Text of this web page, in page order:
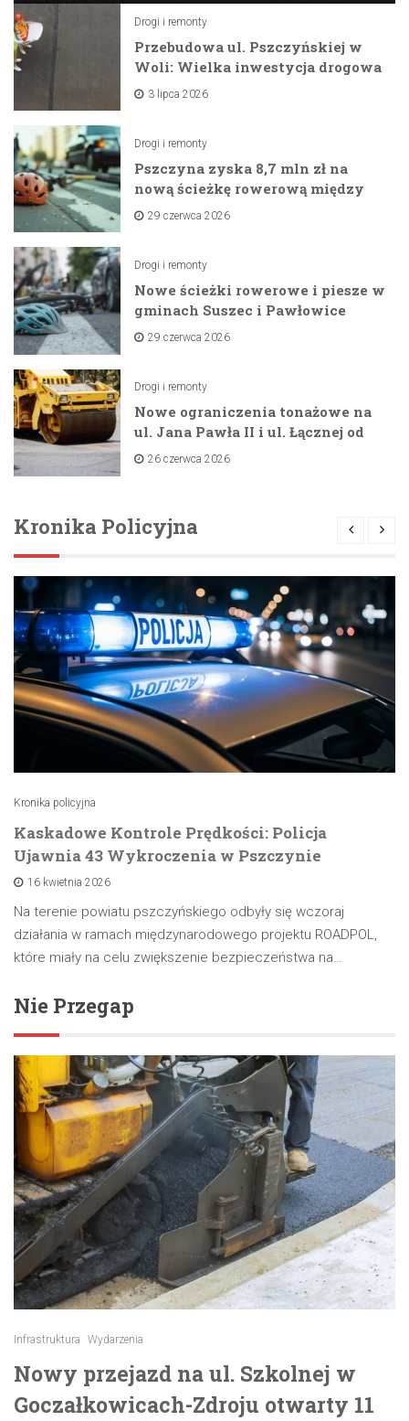
Drogi i remonty
Przebudowa ul. Pszczyńskiej w
Woli: Wielka inwestycja drogowa
na horyzoncie
3 lipca 2026
Drogi i remonty
Pszczyna zyska 8,7 mln zł na
nową ścieżkę rowerową między
zaporami
29 czerwca 2026
Drogi i remonty
Nowe ścieżki rowerowe i piesze w
gminach Suszec i Pawłowice
dzięki unijnemu wsparciu
29 czerwca 2026
Drogi i remonty
Nowe ograniczenia tonażowe na
ul. Jana Pawła II i ul. Łącznej od
lipca 2026 roku
26 czerwca 2026
Kronika Policyjna
Kronika policyjna
Kaskadowe Kontrole Prędkości: Policja
Ujawnia 43 Wykroczenia w Pszczynie
16 kwietnia 2026
Na terenie powiatu pszczyńskiego odbyły się wczoraj
działania w ramach międzynarodowego projektu ROADPOL,
które miały na celu zwiększenie bezpieczeństwa na…
Nie Przegap
Infrastruktura Wydarzenia
Nowy przejazd na ul. Szkolnej w
Goczałkowicach-Zdroju otwarty 11